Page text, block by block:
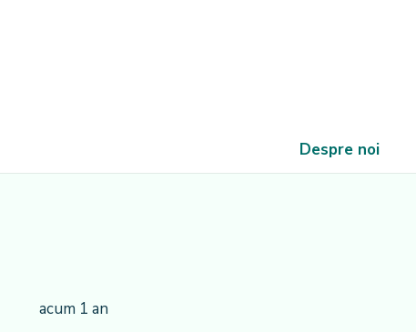
Despre noi
acum 1 an